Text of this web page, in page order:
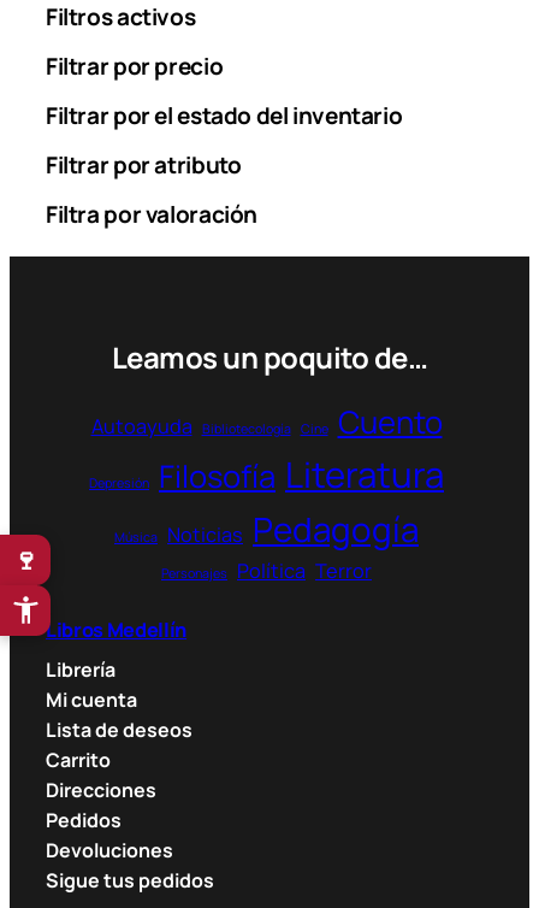
Filtros activos
Filtrar por precio
Filtrar por el estado del inventario
Filtrar por atributo
Filtra por valoración
Leamos un poquito de…
Autoayuda Bibliotecología Cine Cuento
Depresión Filosofía Literatura
Música Noticias Pedagogía
Personajes Política Terror
Libros Medellín
Librería
Mi cuenta
Lista de deseos
Carrito
Direcciones
Pedidos
Devoluciones
Sigue tus pedidos
🍷